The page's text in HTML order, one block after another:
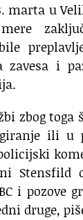
marta u
i
zbog toga
ili u
Stensfild
i pozove
druge,